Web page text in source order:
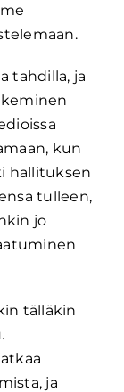
tahdilla, ja
kun
hallituksen
tulleen,
jo
tälläkin
ja